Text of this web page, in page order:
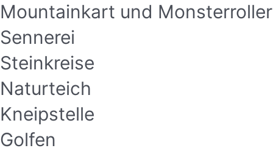
Mountainkart und Monsterroller
Sennerei
Steinkreise
Naturteich
Kneipstelle
Golfen